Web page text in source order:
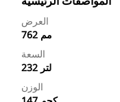
العرض
762 مم
السعة
232 لتر
الوزن